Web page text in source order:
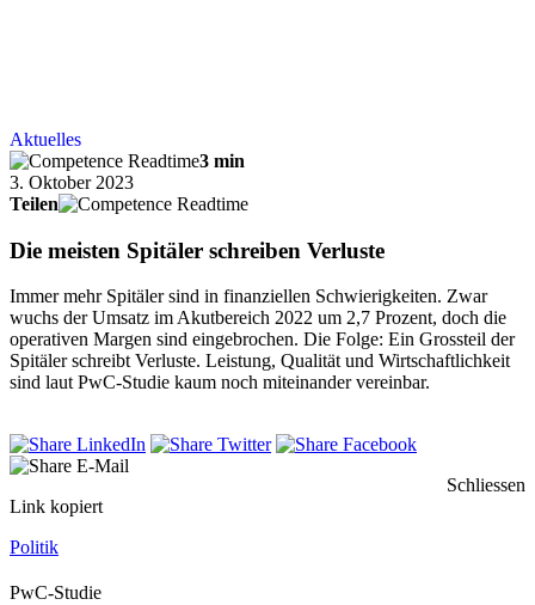
Aktuelles
3 min
3. Oktober 2023
Teilen
Die meisten Spitäler schreiben Verluste
Immer mehr Spitäler sind in finanziellen Schwierigkeiten. Zwar
wuchs der Umsatz im Akutbereich 2022 um 2,7 Prozent, doch die
operativen Margen sind eingebrochen. Die Folge: Ein Grossteil der
Spitäler schreibt Verluste. Leistung, Qualität und Wirtschaftlichkeit
sind laut PwC-Studie kaum noch miteinander vereinbar.
Link kopiert
Schliessen
Politik
PwC-Studie